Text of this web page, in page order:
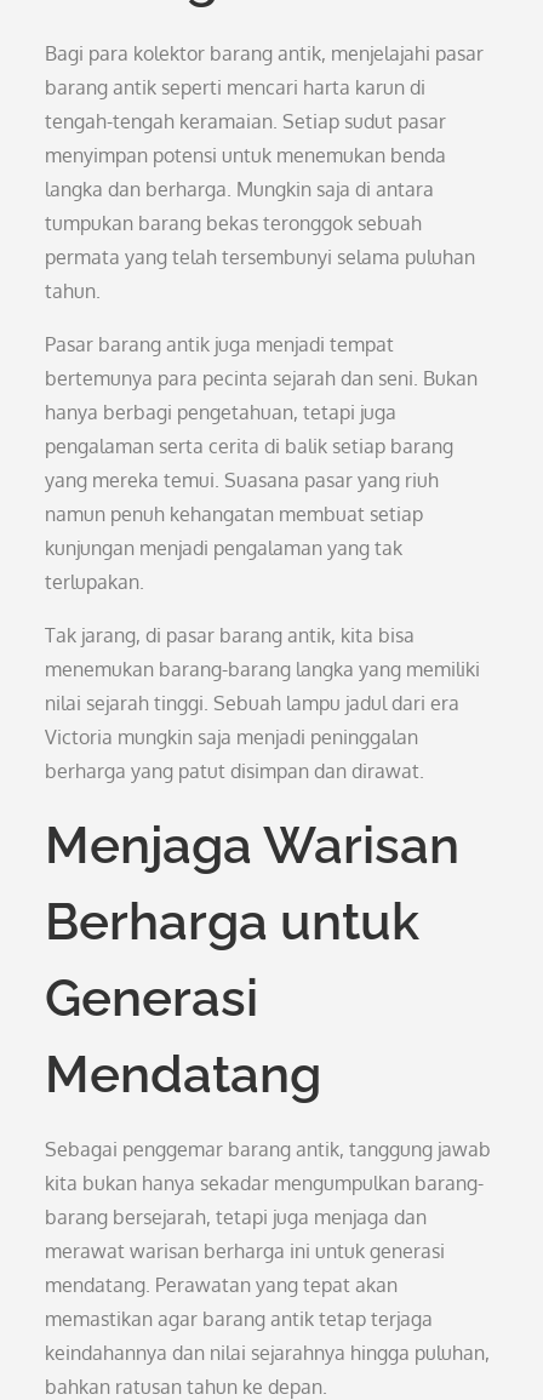
Bagi para kolektor barang antik, menjelajahi pasar
barang antik seperti mencari harta karun di
tengah-tengah keramaian. Setiap sudut pasar
menyimpan potensi untuk menemukan benda
langka dan berharga. Mungkin saja di antara
tumpukan barang bekas teronggok sebuah
permata yang telah tersembunyi selama puluhan
tahun.
Pasar barang antik juga menjadi tempat
bertemunya para pecinta sejarah dan seni. Bukan
hanya berbagi pengetahuan, tetapi juga
pengalaman serta cerita di balik setiap barang
yang mereka temui. Suasana pasar yang riuh
namun penuh kehangatan membuat setiap
kunjungan menjadi pengalaman yang tak
terlupakan.
Tak jarang, di pasar barang antik, kita bisa
menemukan barang-barang langka yang memiliki
nilai sejarah tinggi. Sebuah lampu jadul dari era
Victoria mungkin saja menjadi peninggalan
berharga yang patut disimpan dan dirawat.
Menjaga Warisan
Berharga untuk
Generasi
Mendatang
Sebagai penggemar barang antik, tanggung jawab
kita bukan hanya sekadar mengumpulkan barang-
barang bersejarah, tetapi juga menjaga dan
merawat warisan berharga ini untuk generasi
mendatang. Perawatan yang tepat akan
memastikan agar barang antik tetap terjaga
keindahannya dan nilai sejarahnya hingga puluhan,
bahkan ratusan tahun ke depan.